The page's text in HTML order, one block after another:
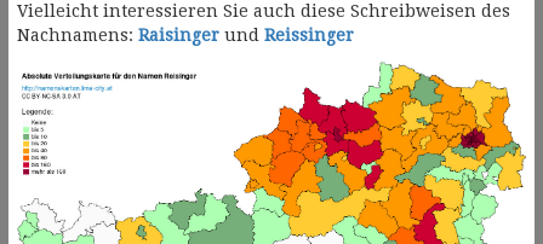
Vielleicht interessieren Sie auch diese Schreibweisen des
Nachnamens: Raisinger und Reissinger